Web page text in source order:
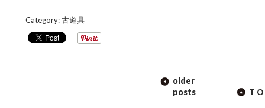
Category:古道具
older
posts